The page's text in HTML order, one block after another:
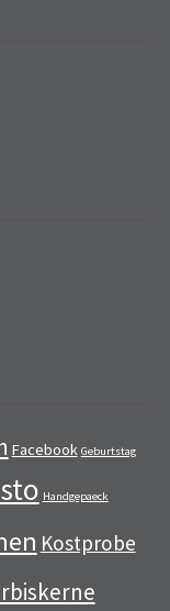
Facebook Geburtstag
Handgepaeck
Kostprobe